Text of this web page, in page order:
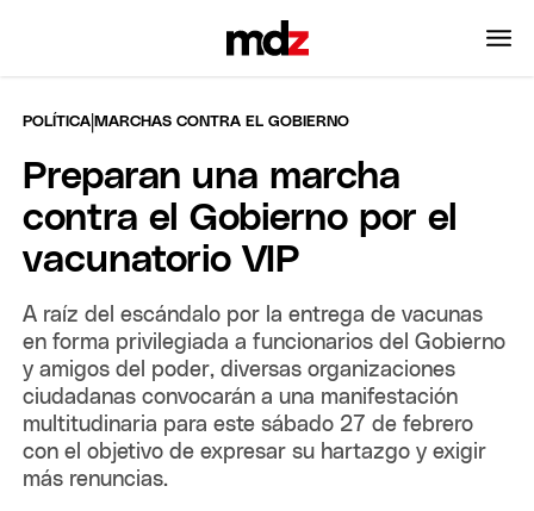
POLÍTICA |MARCHAS CONTRA EL GOBIERNO
Preparan una marcha
contra el Gobierno por el
vacunatorio VIP
A raíz del escándalo por la entrega de vacunas
en forma privilegiada a funcionarios del Gobierno
y amigos del poder, diversas organizaciones
ciudadanas convocarán a una manifestación
multitudinaria para este sábado 27 de febrero
con el objetivo de expresar su hartazgo y exigir
más renuncias.